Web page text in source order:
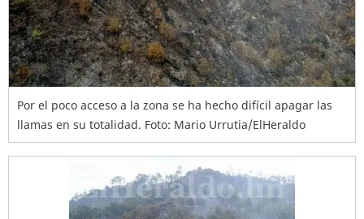
Por el poco acceso a la zona se ha hecho difícil apagar las
llamas en su totalidad. Foto: Mario Urrutia/ElHeraldo